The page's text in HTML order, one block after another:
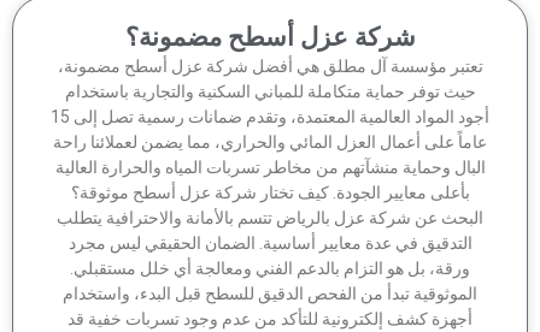
شركة عزل أسطح مضمونة؟
مؤسسة آل مطلق هي أفضل شركة عزل أسطح مضمونة،
حيث توفر حماية متكاملة للمباني السكنية والتجارية باستخدام
أجود المواد العالمية المعتمدة، وتقدم ضمانات رسمية تصل إلى 15
على أعمال العزل المائي والحراري، مما يضمن لعملائنا راحة
وحماية منشآتهم من مخاطر تسربات المياه والحرارة العالية
بأعلى معايير الجودة. كيف تختار شركة عزل أسطح موثوقة؟
عن شركة عزل بالرياض تتسم بالأمانة والاحترافية يتطلب
التدقيق في عدة معايير أساسية. الضمان الحقيقي ليس مجرد
ورقة، بل هو التزام بالدعم الفني ومعالجة أي خلل مستقبلي.
الموثوقية تبدأ من الفحص الدقيق للسطح قبل البدء، واستخدام
أجهزة كشف إلكترونية للتأكد من عدم وجود تسربات خفية قد